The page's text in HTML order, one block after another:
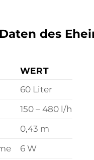
des
WERT
60 Liter
150 – 480 l/h
0,43 m
6 W